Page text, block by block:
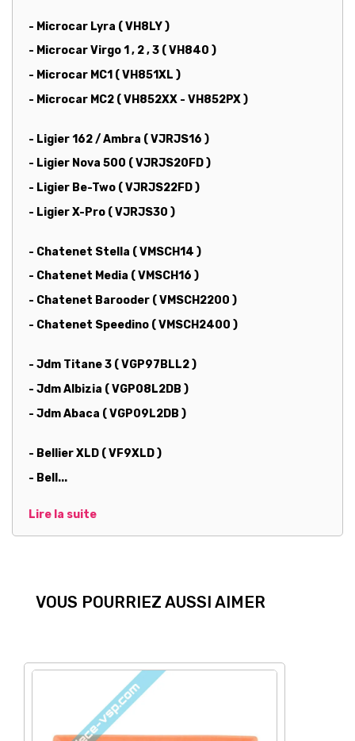
- Microcar Lyra ( VH8LY )
- Microcar Virgo 1 , 2 , 3 ( VH840 )
- Microcar MC1 ( VH851XL )
- Microcar MC2 ( VH852XX - VH852PX )
- Ligier 162 / Ambra ( VJRJS16 )
- Ligier Nova 500 ( VJRJS20FD )
- Ligier Be-Two ( VJRJS22FD )
- Ligier X-Pro ( VJRJS30 )
- Chatenet Stella ( VMSCH14 )
- Chatenet Media ( VMSCH16 )
- Chatenet Barooder ( VMSCH2200 )
- Chatenet Speedino ( VMSCH2400 )
- Jdm Titane 3 ( VGP97BLL2 )
- Jdm Albizia ( VGP08L2DB )
- Jdm Abaca ( VGP09L2DB )
- Bellier XLD ( VF9XLD )
- Bell...
Lire la suite
VOUS POURRIEZ AUSSI AIMER